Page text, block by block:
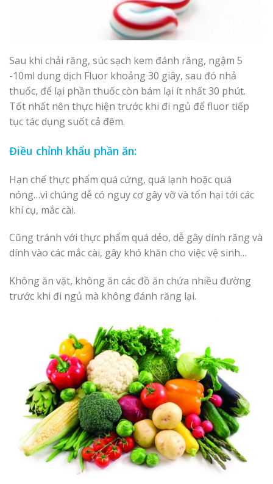
Sau khi chải răng, súc sạch kem đánh răng, ngậm 5
-10ml dung dịch Fluor khoảng 30 giây, sau đó nhả
thuốc, để lại phần thuốc còn bám lại ít nhất 30 phút.
Tốt nhất nên thực hiện trước khi đi ngủ để fluor tiếp
tục tác dụng suốt cả đêm.
Điều chỉnh khẩu phần ăn:
Hạn chế thực phẩm quá cứng, quá lạnh hoặc quá
nóng…vì chúng dễ có nguy cơ gây vỡ và tổn hại tới các
khí cụ, mắc cài.
Cũng tránh với thực phẩm quá dẻo, dễ gây dính răng và
dính vào các mắc cài, gây khó khăn cho việc vệ sinh…
Không ăn vặt, không ăn các đồ ăn chứa nhiều đường
trước khi đi ngủ mà không đánh răng lại.